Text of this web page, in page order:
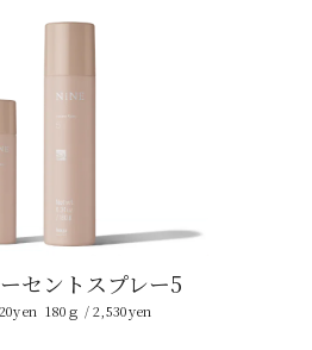
セントスプレー5
180ｇ / 2,530yen